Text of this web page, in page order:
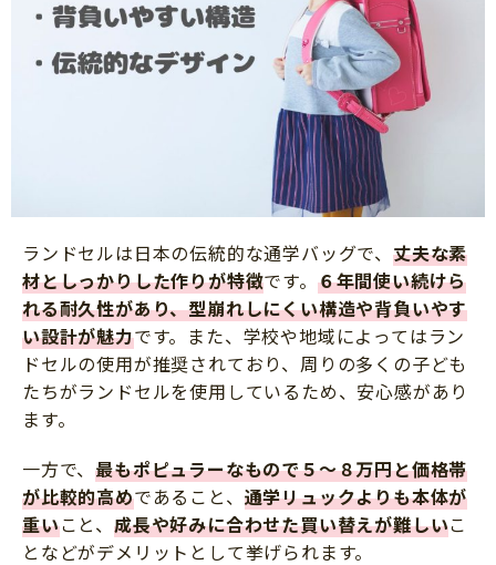
ランドセルは日本の伝統的な通学バッグで、丈夫な素
材としっかりした作りが特徴です。 ６年間使い続けら
れる耐久性があり、型崩れしにくい構造や背負いやす
い設計が魅力です。また、学校や地域によってはラン
ドセルの使用が推奨されており、周りの多くの子ども
たちがランドセルを使用しているため、安心感があり
ます。
一方で、最もポピュラーなもので５～８万円と価格帯
が比較的高めであること、 通学リュックよりも本体が
重いこと、成長や好みに合わせた買い替えが難しいこ
となどがデメリットとして挙げられます。